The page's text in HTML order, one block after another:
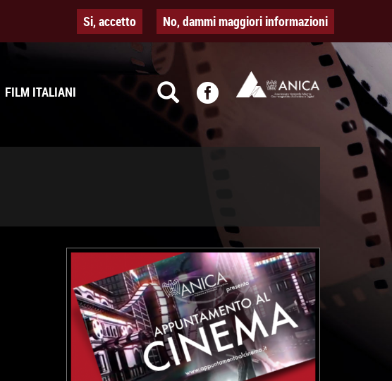
Si, accetto No, dammi maggiori informazioni
FILM ITALIANI